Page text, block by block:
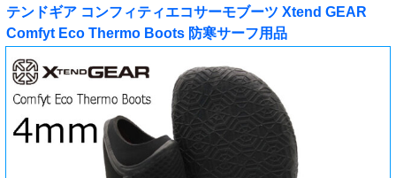
テンドギア コンフィティエコサーモブーツ Xtend GEAR
Comfyt Eco Thermo Boots 防寒サーフ用品